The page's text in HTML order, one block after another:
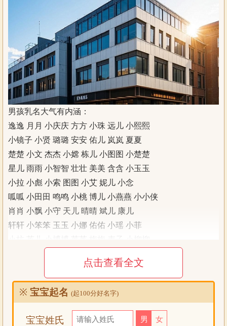
男孩乳名大气有内涵：
逸逸 月月 小庆庆 方方 小珠 远儿 小熙熙
小镜子 小贤 璐璐 安安 佑儿 岚岚 夏夏
楚楚 小文 杰杰 小嫦 栋儿 小图图 小楚楚
星儿 雨雨 小智智 壮壮 美美 含含 小玉玉
小拉 小彪 小索 图图 小艾 妮儿 小念
呱呱 小田田 鸣鸣 小桃 博儿 小燕燕 小小侠
肖肖 小飘 小守 天儿 晴晴 斌儿 康儿
轩轩 小笨笨 玉玉 小娜 佑佑 小瑶 小菲
女儿乳名100个兔宝宝：
小随 慕慕 小扬扬 旷旷 小棠 小天儿 小岩岩
小百威 小图 瑛瑛 荣荣 小朱朱 莲儿 小亿
媛媛 小庆庆 方方 小珠 远儿 小雅雅 小咪喳
点击查看全文
※ 宝宝起名 (起100分好名字)
宝宝姓氏 男 女